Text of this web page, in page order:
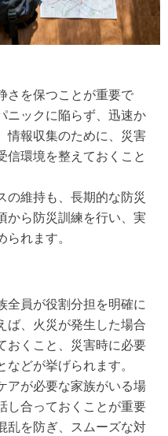
さを保つことが重要で
ニックに陥らず、迅速か
情報収集のために、災害
信環境を整えておくこと
の維持も、長期的な防災
から防災訓練を行い、実
れます。
全員が役割分担を明確に
ば、火災が発生した場合
おくこと、災害時に必要
どが挙げられます。
アが必要な家族がいる場
し合っておくことが重要
乱を防ぎ、スムーズな対